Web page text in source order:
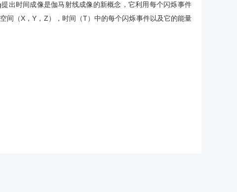
出时间成像是伽马射线成像的新概念，它利用每个闪烁事件
间（X，Y，Z），时间（T）中的每个闪烁事件以及它的能量